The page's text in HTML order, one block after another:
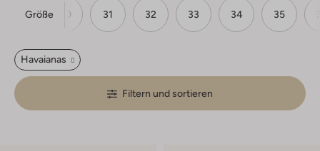
Größe
29 30 31 32 33 34 35
Havaianas
Filtern und sortieren